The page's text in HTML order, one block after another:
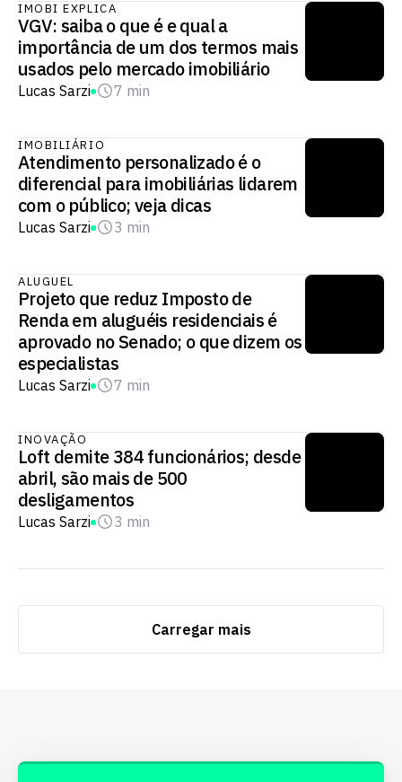
IMOBI EXPLICA
VGV: saiba o que é e qual a
importância de um dos termos mais
usados pelo mercado imobiliário
Lucas Sarzi 7 min
IMOBILIÁRIO
Atendimento personalizado é o
diferencial para imobiliárias lidarem
com o público; veja dicas
Lucas Sarzi 3 min
ALUGUEL
Projeto que reduz Imposto de
Renda em aluguéis residenciais é
aprovado no Senado; o que dizem os
especialistas
Lucas Sarzi 7 min
INOVAÇÃO
Loft demite 384 funcionários; desde
abril, são mais de 500
desligamentos
Lucas Sarzi 3 min
Carregar mais